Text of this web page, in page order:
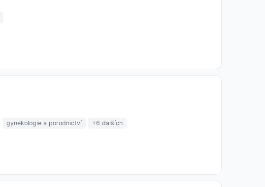
gynekologie a porodnictví +6 dalších